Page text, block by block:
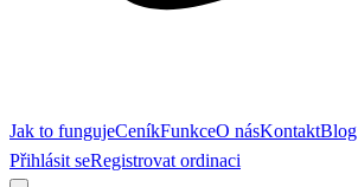
Jak to fungujeCeníkFunkceO násKontaktBlog
Přihlásit seRegistrovat ordinaci